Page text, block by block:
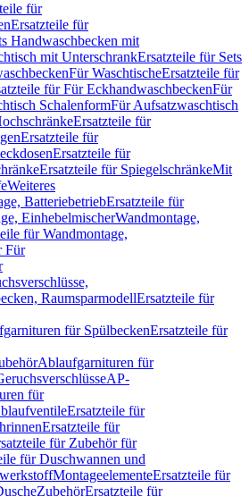
für
Ersatzteile für
Handwaschbecken mit
mit UnterschrankErsatzteile für Sets
Für WaschtischeErsatzteile für
für Für EckhandwaschbeckenFür
SchalenformFür Aufsatzwaschtisch
Ersatzteile für
Ersatzteile für
Ersatzteile für
Ersatzteile für SpiegelschränkeMit
Weiteres
BatteriebetriebErsatzteile für
EinhebelmischerWandmontage,
für Wandmontage,
Für
RaumsparmodellErsatzteile für
für SpülbeckenErsatzteile für
Ablaufgarnituren für
AP-
für
Ersatzteile für
Ersatzteile für
für Zubehör für
für Duschwannen und
MontageelementeErsatzteile für
ZubehörErsatzteile für